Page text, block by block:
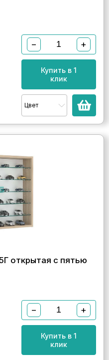
− +
Купить в 1
клик
Цвет
открытая с пятью
− +
Купить в 1
клик